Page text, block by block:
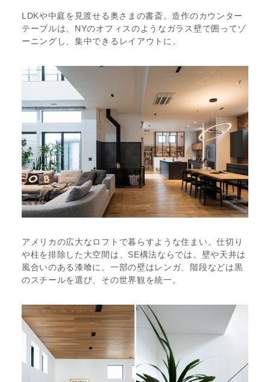
LDKや中庭を見渡せる奥さまの書斎。造作のカウンター
テーブルは、NYのオフィスのようなガラス壁で囲ってゾ
ーニングし、集中できるレイアウトに。
アメリカの広大なロフトで暮らすような住まい。仕切り
や柱を排除した大空間は、SE構法ならでは。壁や天井は
風合いのある漆喰に。一部の壁はレンガ、階段などは黒
のスチールを選び、その世界観を統一。